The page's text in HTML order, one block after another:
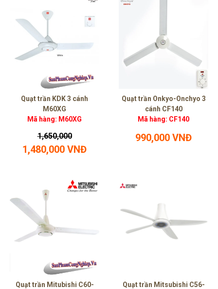
Quạt trần KDK 3 cánh
M60XG
Mã hàng: M60XG
1,650,000
1,480,000 VNĐ
Quạt trần Onkyo-Onchyo 3
cánh CF140
Mã hàng: CF140
990,000 VNĐ
Quạt trần Mitubishi C60-
Quạt trần Mitsubishi C56-